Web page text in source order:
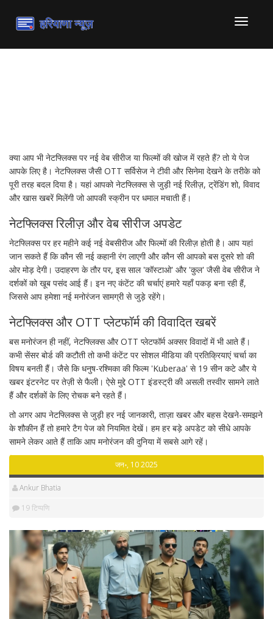
टॉगल
संचालित
क्या आप भी नेटफ्लिक्स पर नई वेब सीरीज या फिल्मों की खोज में रहते हैं? तो ये पेज
आपके लिए है। नेटफ्लिक्स जैसी OTT सर्विसेज ने टीवी और सिनेमा देखने के तरीके को
पूरी तरह बदल दिया है। यहां आपको नेटफ्लिक्स से जुड़ी नई रिलीज़, ट्रेंडिंग शो, विवाद
और खास खबरें मिलेंगी जो आपकी स्क्रीन पर धमाल मचाती हैं।
नेटफ्लिक्स रिलीज़ और वेब सीरीज अपडेट
नेटफ्लिक्स पर हर महीने कई नई वेबसीरीज और फिल्मों की रिलीज़ होती है। आप यहां
जान सकते हैं कि कौन सी नई कहानी रंग लाएगी और कौन सी आपको बस दूसरे शो की
ओर मोड़ देगी। उदाहरण के तौर पर, इस साल 'कॉस्टाओ' और 'कुल' जैसी वेब सीरीज ने
दर्शकों को खूब पसंद आई हैं। इन नए कंटेंट की चर्चाएं हमारे यहाँ पकड़ बना रही हैं,
जिससे आप हमेशा नई मनोरंजन सामग्री से जुड़े रहेंगे।
नेटफ्लिक्स और OTT प्लेटफॉर्म की विवादित खबरें
बस मनोरंजन ही नहीं, नेटफ्लिक्स और OTT प्लेटफॉर्म अक्सर विवादों में भी आते हैं।
कभी सेंसर बोर्ड की कटौती तो कभी कंटेंट पर सोशल मीडिया की प्रतिक्रियाएं चर्चा का
विषय बनती हैं। जैसे कि धनुष-रश्मिका की फिल्म 'Kuberaa' से 19 सीन कटे और ये
खबर इंटरनेट पर तेज़ी से फैली। ऐसे मुद्दे OTT इंडस्ट्री की असली तस्वीर सामने लाते
हैं और दर्शकों के लिए रोचक बने रहते हैं।
तो अगर आप नेटफ्लिक्स से जुड़ी हर नई जानकारी, ताज़ा खबर और बहस देखने-समझने
के शौकीन हैं तो हमारे टैग पेज को नियमित देखें। हम हर बड़े अपडेट को सीधे आपके
सामने लेकर आते हैं ताकि आप मनोरंजन की दुनिया में सबसे आगे रहें।
जन॰, 10 2025
Ankur Bhatia
19 टिप्पणि